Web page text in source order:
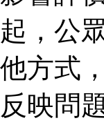
起，公
他方式
反映問